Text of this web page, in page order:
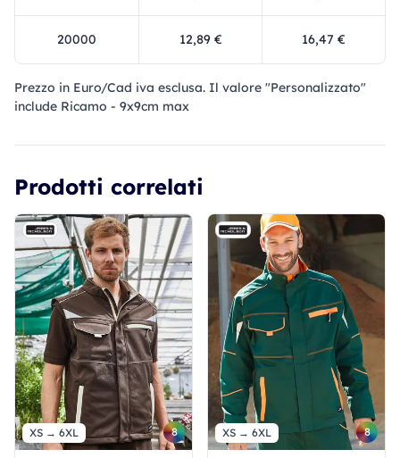
20000 12,89 € 16,47 €
Prezzo in Euro/Cad iva esclusa. Il valore "Personalizzato"
include Ricamo - 9x9cm max
Prodotti correlati
XS → 6XL 8 XS → 6XL 8